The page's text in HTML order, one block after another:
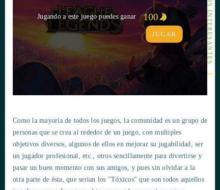
Jugando a este juego puedes ganar 100
JUGAR
Como la mayoría de todos los juegos, la comunidad es un grupo de
personas que se crea al rededor de un juego, con multiples
objetivos diversos, algunos de ellos en mejorar su jugabilidad, ser
un jugador profesional, etc., otros sencillamente para divertirse y
pasar un buen momento con sus amigos, y pues sin olvidar a la
otra parte de ésta, que serian los "Tóxicos" que son todos aquellos